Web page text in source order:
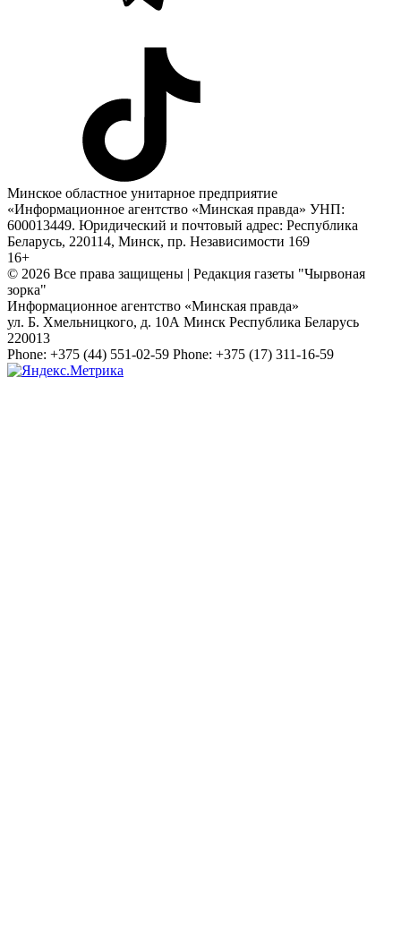
Минское областное унитарное предприятие
«Информационное агентство «Минская правда» УНП:
600013449. Юридический и почтовый адрес: Республика
Беларусь, 220114, Минск, пр. Независимости 169
16+
© 2026 Все права защищены | Редакция газеты "Чырвоная
зорка"
Информационное агентство «Минская правда»
ул. Б. Хмельницкого, д. 10А Минск Республика Беларусь
220013
Phone: +375 (44) 551-02-59 Phone: +375 (17) 311-16-59